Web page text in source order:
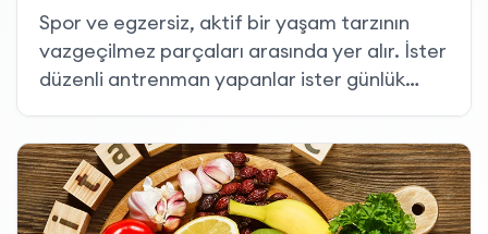
Spor ve egzersiz, aktif bir yaşam tarzının
vazgeçilmez parçaları arasında yer alır. İster
düzenli antrenman yapanlar ister günlük
bir tamamlayıcısıdır. Bu noktada
magnezyum, spor ve egzersiz rutinlerini
destekleyen mikro besinler arasında öne